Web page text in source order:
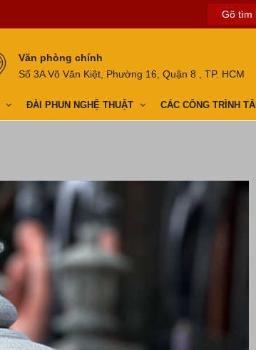
Văn phòng chính
Số 3A Võ Văn Kiệt, Phường 16, Quận 8 , TP. HCM
ĐÀI PHUN NGHỆ THUẬT CÁC CÔNG TRÌNH